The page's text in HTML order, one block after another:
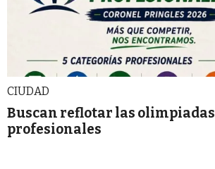
CIUDAD
Buscan reflotar las olimpiadas
profesionales